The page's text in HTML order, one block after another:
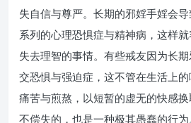
失自信与尊严。长期的邪婬手婬会
系列的心理恐惧症与精神病，这样
失去理智的事情。有些戒友因为长
交恐惧与强迫症，这不管在生活上
痛苦与煎熬，以短暂的虚无的快感
不偿失的，也是一种极其愚蠢的行为